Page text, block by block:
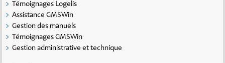
Témoignages Logelis
Assistance GMSWin
Gestion des manuels
Témoignages GMSWin
Gestion administrative et technique